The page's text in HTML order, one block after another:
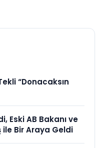
“Donacaksın
Eski AB Bakanı ve
ile Bir Araya Geldi